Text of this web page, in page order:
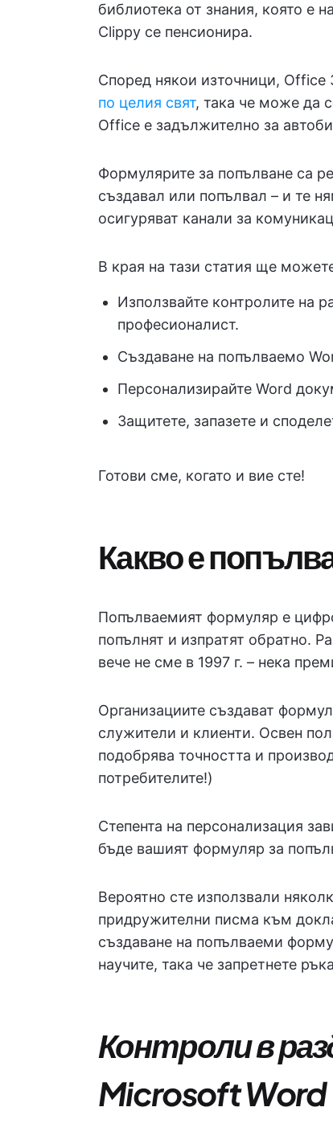
библиотека от знания, която е
Clippy се пенсионира.
Според някои източници, Office
по целия свят, така че може да
Office е задължително за
Формулярите за попълване са
създавал или попълвал – и те
осигуряват канали за
В края на тази статия ще
Използвайте контролите на
професионалист.
Създаване на попълваемо
Персонализирайте Word
Защитете, запазете и
Готови сме, когато и вие сте!
Какво е
Попълваемият формуляр е
попълнят и изпратят обратно.
вече не сме в 1997 г. – нека
Организациите създават
служители и клиенти. Освен
подобрява точността и
потребителите!)
Степента на персонализация
бъде вашият формуляр за
Вероятно сте използвали
придружителни писма към
създаване на попълваеми
научите, така че запретнете
Контроли в
Microsoft Word